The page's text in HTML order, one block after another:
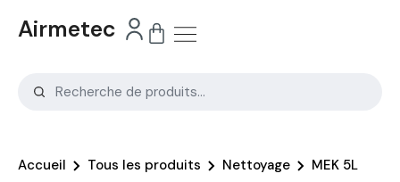
Airmetec
Accueil Tous les produits Nettoyage MEK 5L